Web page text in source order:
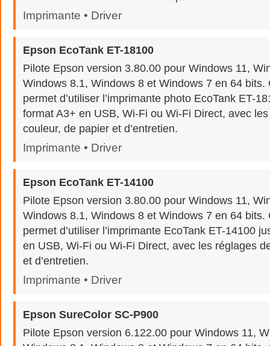
Imprimante • Driver
Epson EcoTank ET-18100
Pilote Epson version 3.80.00 pour Windows 11,
Windows 8.1, Windows 8 et Windows 7 en 64 bits.
permet d’utiliser l’imprimante photo EcoTank ET-
format A3+ en USB, Wi-Fi ou Wi-Fi Direct, avec
couleur, de papier et d’entretien.
Imprimante • Driver
Epson EcoTank ET-14100
Pilote Epson version 3.80.00 pour Windows 11,
Windows 8.1, Windows 8 et Windows 7 en 64 bits.
permet d’utiliser l’imprimante EcoTank ET-14100
en USB, Wi-Fi ou Wi-Fi Direct, avec les réglages
et d’entretien.
Imprimante • Driver
Epson SureColor SC-P900
Pilote Epson version 6.122.00 pour Windows 11,